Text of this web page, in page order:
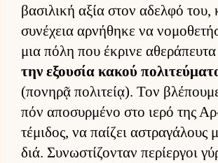
βασιλική αξία στον αδελφό του,
συνέχεια αρ­νήθηκε να
μια πόλη που έκρινε
την εξου­σία κακού
(πονηρᾷ πολιτεί­ᾳ). Τον
πόν αποσυρ­μένο στο ιερό της
τέμιδος, να παί­ζει αστραγάλους
διά. Συνωστίζονταν περίερ­γοι